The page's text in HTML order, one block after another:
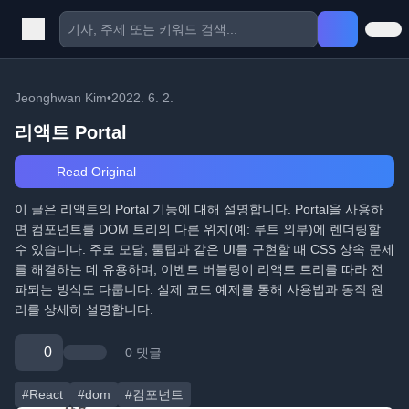
Jeonghwan Kim•2022. 6. 2.
리액트 Portal
Read Original
이 글은 리액트의 Portal 기능에 대해 설명합니다. Portal을 사용하
면 컴포넌트를 DOM 트리의 다른 위치(예: 루트 외부)에 렌더링할
수 있습니다. 주로 모달, 툴팁과 같은 UI를 구현할 때 CSS 상속 문제
를 해결하는 데 유용하며, 이벤트 버블링이 리액트 트리를 따라 전
파되는 방식도 다룹니다. 실제 코드 예제를 통해 사용법과 동작 원
리를 상세히 설명합니다.
0 0 댓글
#React #dom #컴포넌트